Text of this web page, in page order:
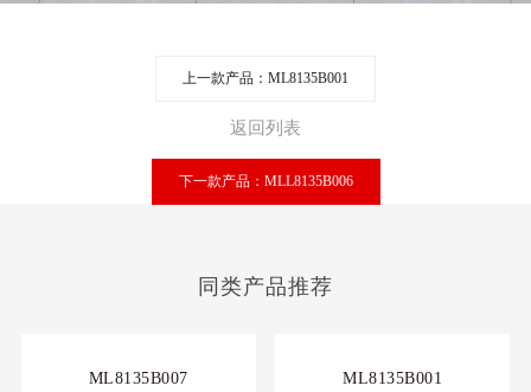
上一款产品：ML8135B001
返回列表
下一款产品：MLL8135B006
同类产品推荐
ML8135B007 ML8135B001